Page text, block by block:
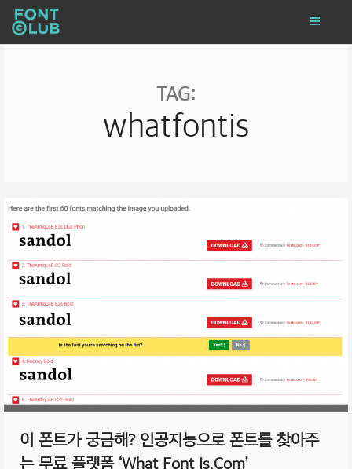
TAG:
whatfontis
이 폰트가 궁금해? 인공지능으로 폰트를 찾아주
는 무료 플랫폼 ‘What Font Is.com’